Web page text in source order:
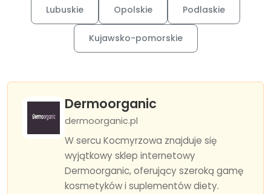
Lubuskie Opolskie Podlaskie
Kujawsko-pomorskie
Dermoorganic
dermoorganic.pl
W sercu Kocmyrzowa znajduje się
wyjątkowy sklep internetowy
Dermoorganic, oferujący szeroką gamę
kosmetyków i suplementów diety.